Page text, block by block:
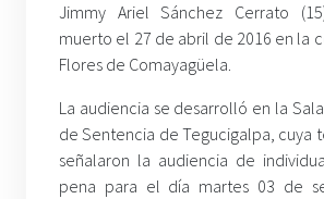
Jimmy Ariel Sánchez Cerrato
muerto el 27 de abril de 2016 en la
Flores de Comayagüela.
La audiencia se desarrolló en la
de Sentencia de Tegucigalpa, cuya
señalaron la audiencia de
pena para el día martes 03 de